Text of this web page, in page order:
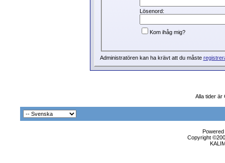
Lösenord:
Kom ihåg mig?
Administratören kan ha krävt att du måste
Alla tider är
Copyright